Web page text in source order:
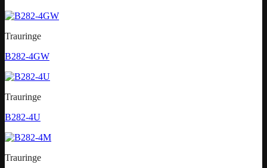
Trauringe
B282-4GW
Trauringe
B282-4U
Trauringe